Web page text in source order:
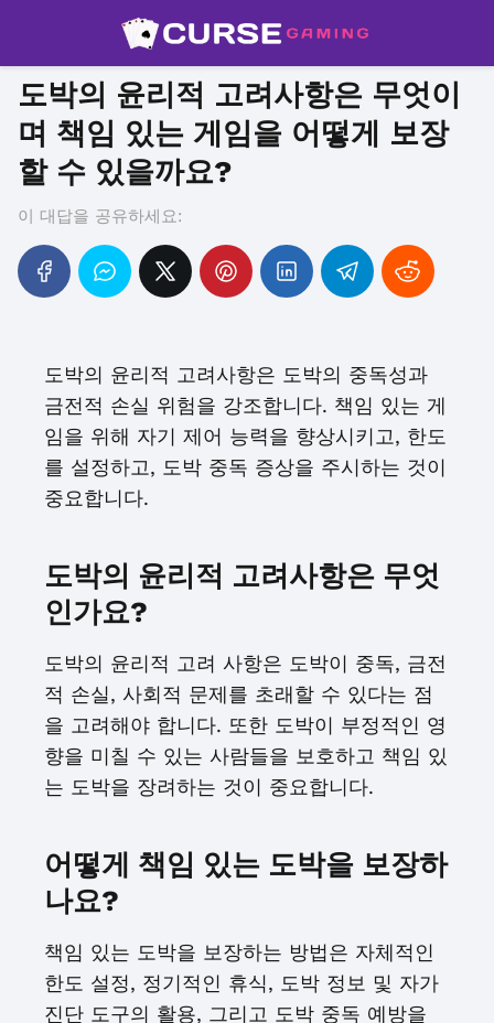
도박의 윤리적 고려사항은 무엇이
며 책임 있는 게임을 어떻게 보장
할 수 있을까요?
이 대답을 공유하세요:
도박의 윤리적 고려사항은 도박의 중독성과
금전적 손실 위험을 강조합니다. 책임 있는 게
임을 위해 자기 제어 능력을 향상시키고, 한도
를 설정하고, 도박 중독 증상을 주시하는 것이
중요합니다.
도박의 윤리적 고려사항은 무엇
인가요?
도박의 윤리적 고려 사항은 도박이 중독, 금전
적 손실, 사회적 문제를 초래할 수 있다는 점
을 고려해야 합니다. 또한 도박이 부정적인 영
향을 미칠 수 있는 사람들을 보호하고 책임 있
는 도박을 장려하는 것이 중요합니다.
어떻게 책임 있는 도박을 보장하
나요?
책임 있는 도박을 보장하는 방법은 자체적인
한도 설정, 정기적인 휴식, 도박 정보 및 자가
진단 도구의 활용, 그리고 도박 중독 예방을